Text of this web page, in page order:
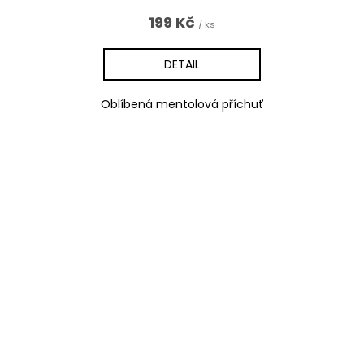
199 Kč / ks
DETAIL
Oblíbená mentolová příchuť